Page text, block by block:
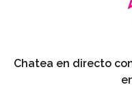
Chatea en directo